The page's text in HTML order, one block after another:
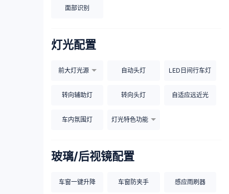
面部识别
灯光配置
前大灯光源 自动头灯 LED日间行车灯
转向辅助灯 转向头灯 自适应远近光
车内氛围灯 灯光特色功能
玻璃/后视镜配置
车窗一键升降 车窗防夹手 感应雨刷器